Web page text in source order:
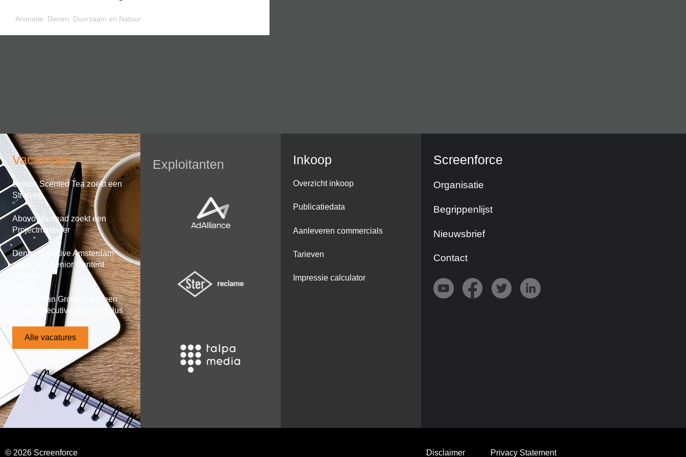
Animatie Dieren Duurzaam en Natuur
Vacatures
Lemon Scented Tea zoekt een
Strateeg
Abovo Maxlead zoekt een
Projectmanager
Dentsu Creative Amsterdam
zoekt een Senior Content
Serviceplan Group zoekt een
Media Executive bij Mediaplus
Alle vacatures
Exploitanten Inkoop
Overzicht inkoop
Publicatiedata
Aanleveren commercials
Tarieven
Impressie calculator
Screenforce
Organisatie
Begrippenlijst
Nieuwsbrief
Contact
© 2026 Screenforce Disclaimer Privacy Statement